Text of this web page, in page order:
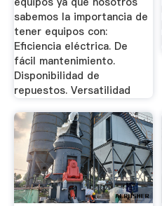
sabemos la importancia de
tener equipos con:
Eficiencia eléctrica. De
fácil mantenimiento.
Disponibilidad de
repuestos. Versatilidad